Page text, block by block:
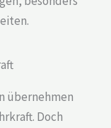
übernehmen
Doch